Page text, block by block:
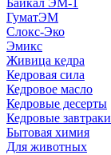
Байкал ЭМ-1
ГуматЭМ
Слокс-Эко
Эмикс
Живица кедра
Кедровая сила
Кедровое масло
Кедровые десерты
Кедровые завтраки
Бытовая химия
Для животных